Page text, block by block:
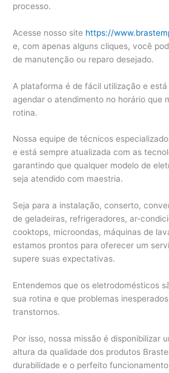
processo.
Acesse nosso site https://
e, com apenas alguns cliques, você
de manutenção ou reparo desejado.
A plataforma é de fácil utilização e
agendar o atendimento no horário que
rotina.
Nossa equipe de técnicos
e está sempre atualizada com as
garantindo que qualquer modelo de
seja atendido com maestria.
Seja para a instalação, conserto,
de geladeiras, refrigeradores, ar-
cooktops, microondas, máquinas de
estamos prontos para oferecer um
supere suas expectativas.
Entendemos que os eletrodomésticos
sua rotina e que problemas
transtornos.
Por isso, nossa missão é disponibilizar
altura da qualidade dos produtos
durabilidade e o perfeito